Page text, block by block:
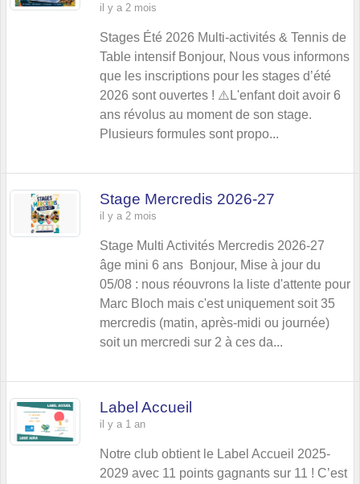
il y a 2 mois
Stages Été 2026 Multi-activités & Tennis de
Table intensif Bonjour, Nous vous informons
que les inscriptions pour les stages d’été
2026 sont ouvertes ! ⚠️L'enfant doit avoir 6
ans révolus au moment de son stage.
Plusieurs formules sont propo...
Stage Mercredis 2026-27
il y a 2 mois
Stage Multi Activités Mercredis 2026-27
âge mini 6 ans Bonjour, Mise à jour du
05/08 : nous réouvrons la liste d'attente pour
Marc Bloch mais c'est uniquement soit 35
mercredis (matin, après-midi ou journée)
soit un mercredi sur 2 à ces da...
Label Accueil
il y a 1 an
Notre club obtient le Label Accueil 2025-
2029 avec 11 points gagnants sur 11 ! C’est